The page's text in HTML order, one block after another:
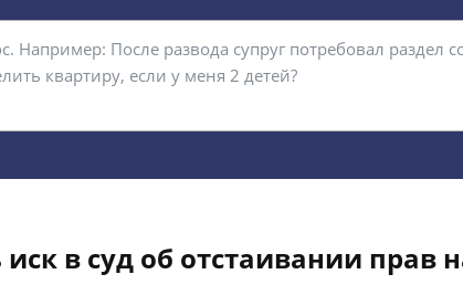
иск в суд об отстаивании